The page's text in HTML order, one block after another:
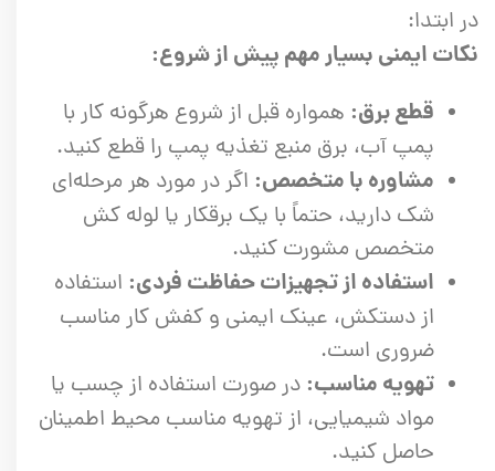
در ابتدا:
نکات ایمنی بسیار مهم پیش از شروع:
قطع برق: همواره قبل از شروع هرگونه کار با
پمپ آب، برق منبع تغذیه پمپ را قطع کنید.
مشاوره با متخصص: اگر در مورد هر مرحله‌ای
شک دارید، حتماً با یک برقکار یا لوله کش
متخصص مشورت کنید.
استفاده از تجهیزات حفاظت فردی: استفاده
از دستکش، عینک ایمنی و کفش کار مناسب
ضروری است.
تهویه مناسب: در صورت استفاده از چسب یا
مواد شیمیایی، از تهویه مناسب محیط اطمینان
حاصل کنید.